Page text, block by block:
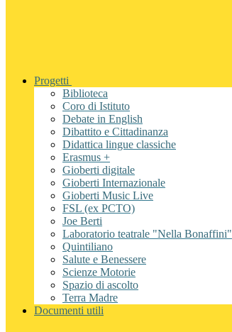
Progetti
Biblioteca
Coro di Istituto
Debate in English
Dibattito e Cittadinanza
Didattica lingue classiche
Erasmus +
Gioberti digitale
Gioberti Internazionale
Gioberti Music Live
FSL (ex PCTO)
Joe Berti
Laboratorio teatrale "Nella Bonaffini"
Quintiliano
Salute e Benessere
Scienze Motorie
Spazio di ascolto
Terra Madre
Documenti utili